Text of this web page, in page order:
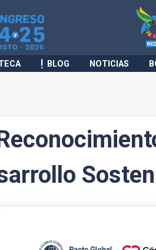
BLOG NOTICIAS